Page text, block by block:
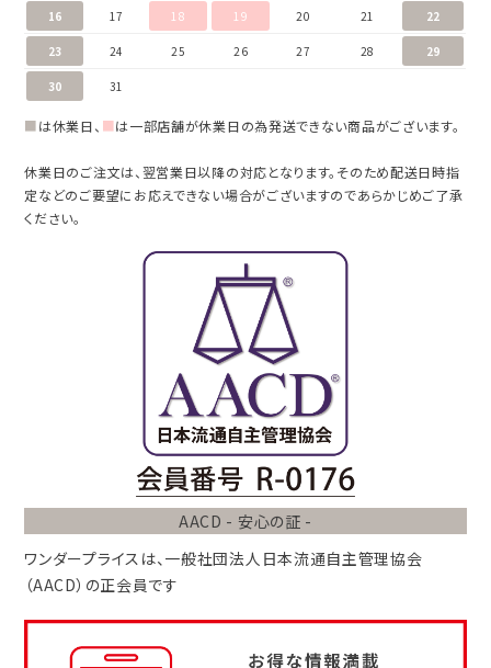
16 17 18 19 20 21 22
23 24 25 26 27 28 29
30 31
■は休業日、 ■は一部店舗が休業日の為発送できない商品がございます。
休業日のご注文は、翌営業日以降の対応となります。そのため配送日時指
定などのご要望にお応えできない場合がございますのであらかじめご了承
ください。
AACD - 安心の証 -
ワンダープライスは、 一般社団法人 日本流通自主管理協会
（AACD） の正会員です